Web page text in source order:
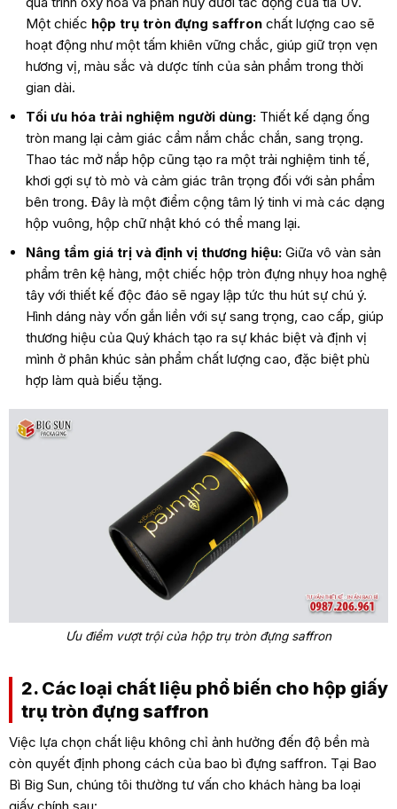
Một chiếc hộp trụ tròn đựng saffron chất lượng cao sẽ
hoạt động như một tấm khiên vững chắc, giúp giữ trọn vẹn
hương vị, màu sắc và dược tính của sản phẩm trong thời
gian dài.
Tối ưu hóa trải nghiệm người dùng: Thiết kế dạng ống
tròn mang lại cảm giác cầm nắm chắc chắn, sang trọng.
Thao tác mở nắp hộp cũng tạo ra một trải nghiệm tinh tế,
khơi gợi sự tò mò và cảm giác trân trọng đối với sản phẩm
bên trong. Đây là một điểm cộng tâm lý tinh vi mà các dạng
hộp vuông, hộp chữ nhật khó có thể mang lại.
Nâng tầm giá trị và định vị thương hiệu: Giữa vô vàn sản
phẩm trên kệ hàng, một chiếc hộp tròn đựng nhụy hoa nghệ
tây với thiết kế độc đáo sẽ ngay lập tức thu hút sự chú ý.
Hình dáng này vốn gắn liền với sự sang trọng, cao cấp, giúp
thương hiệu của Quý khách tạo ra sự khác biệt và định vị
mình ở phân khúc sản phẩm chất lượng cao, đặc biệt phù
hợp làm quà biếu tặng.
Ưu điểm vượt trội của hộp trụ tròn đựng saffron
2. Các loại chất liệu phổ biến cho hộp giấy
trụ tròn đựng saffron
Việc lựa chọn chất liệu không chỉ ảnh hưởng đến độ bền mà
còn quyết định phong cách của bao bì đựng saffron. Tại Bao
Bì Big Sun, chúng tôi thường tư vấn cho khách hàng ba loại